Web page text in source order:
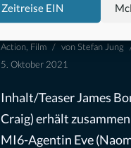
Zeitreise EIN
Skyfall (2012) –
Action Film vonStefan Jung
5. Oktober 2021
Inhalt/Teaser James
Craig) erhält
MI6-Agentin Eve